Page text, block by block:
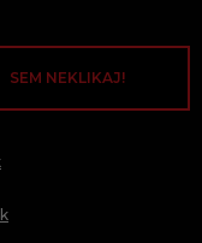
SEM NEKLIKAJ!